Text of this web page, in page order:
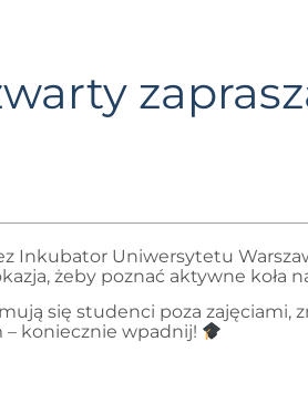
Inkubator Uniwersytetu
żeby poznać aktywne koła
się studenci poza
koniecznie wpadnij!